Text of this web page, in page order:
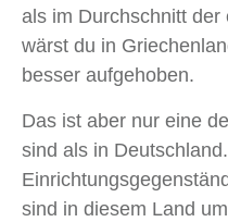
als im Durchschnitt
wärst du in
besser aufgehoben.
Das ist aber nur eine
sind als in
sind in diesem Land